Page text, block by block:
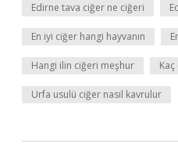
Edirne tava ciğer ne ciğeri
En iyi ciğer hangi hayvanın
Hangi ilin ciğeri meşhur
Urfa usulü ciğer nasıl kavrulur